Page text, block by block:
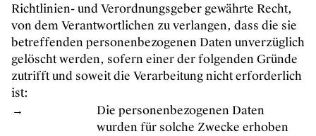
Richtlinien- und Verordnungsgeber gewährte Recht,
von dem Verantwortlichen zu verlangen, dass die sie
betreffenden personenbezogenen Daten unverzüglich
gelöscht werden, sofern einer der folgenden Gründe
zutrifft und soweit die Verarbeitung nicht erforderlich
ist:
→
Die personenbezogenen Daten
wurden für solche Zwecke erhoben